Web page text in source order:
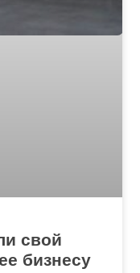
свой
бизнесу